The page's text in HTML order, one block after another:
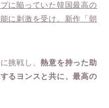
に陥っていた韓国最高の
に刺激を受け、新作「朝
挑戦し、熱意を持った助
るヨンスと共に、最高の